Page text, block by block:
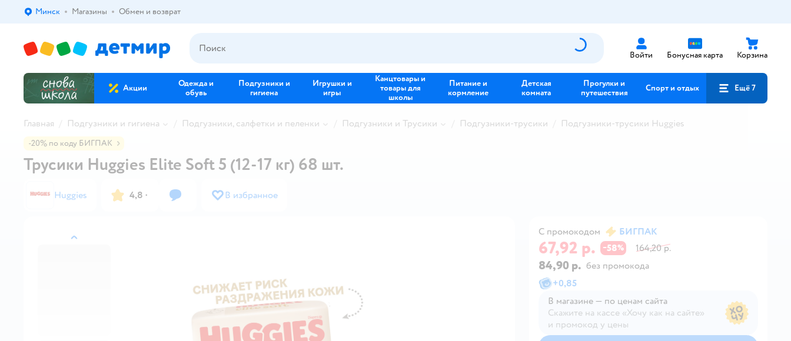
Выбор адреса доставки.
Минск Магазины Обмен и возврат
Войти Бонусная карта Корзина
Акции
Одежда и
обувь
Подгузники и
гигиена
Игрушки и
игры
Канцтовары и
товары для
школы
Питание и
кормление
Детская
комната
Прогулки и
путешествия
Спорт и отдых Ещё 7
Главная Подгузники и гигиена Подгузники, салфетки и пеленки Подгузники и Трусики Подгузники-трусики Подгузники-трусики Huggies
назад
-20% по коду БИГПАК
Трусики Huggies Elite Soft 5 (12-17 кг) 68 шт.
Huggies 4,8 · В избранное
С промокодом БИГПАК
67,92 р. −58% 164,20 р.
84,90 р. без промокода
+0,85
В магазине — по ценам сайта
Скажите на кассе «Хочу как на сайте»
и промокод у цены
В магазине — по ценам сайта